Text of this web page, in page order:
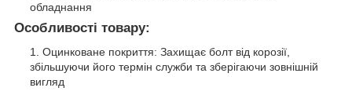
обладнання
Особливості товару:
Оцинковане покриття: Захищає болт від корозії,
збільшуючи його термін служби та зберігаючи зовнішній
вигляд